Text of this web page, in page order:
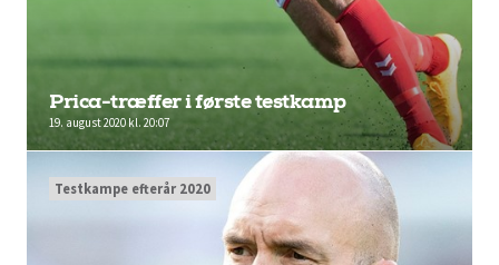
Prica-træffer i første testkamp
19. august 2020 kl. 20:07
Testkampe efterår 2020